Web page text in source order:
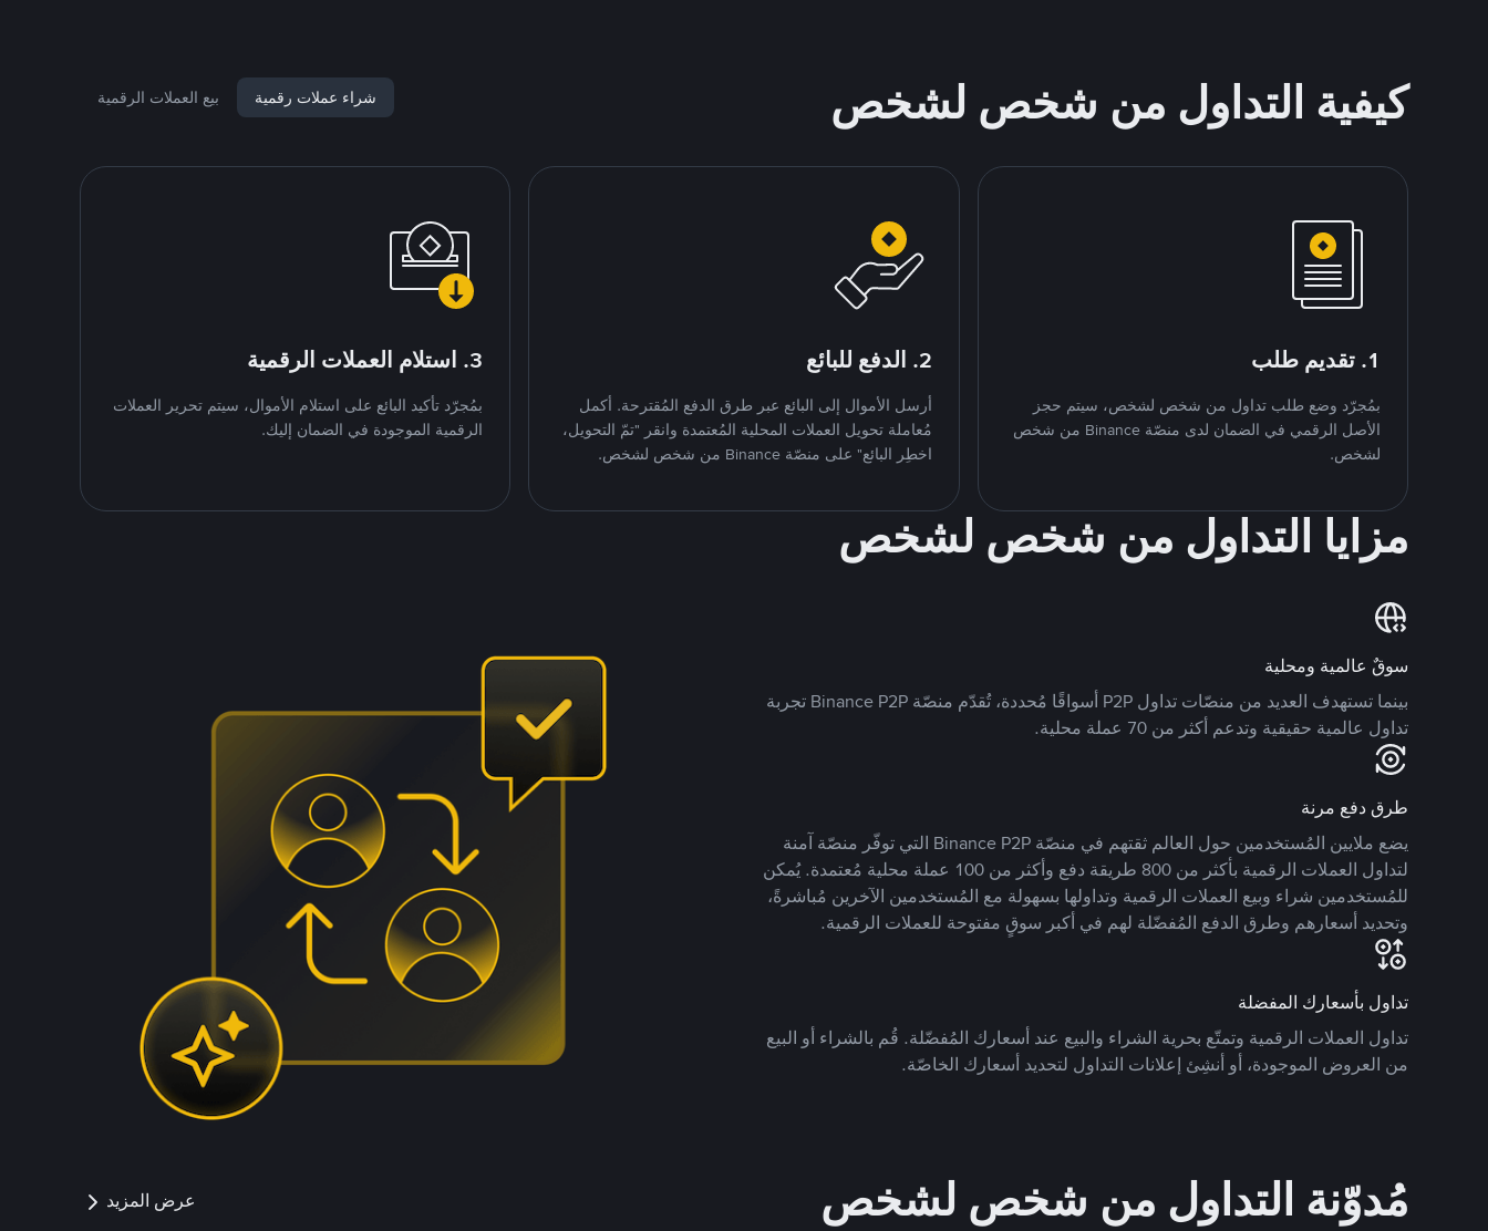
كيفية التداول من شخص لشخص شراء عملات رقمية بيع العملات الرقمية
1. تقديم طلب
بمُجرّد وضع طلب تداول من شخص لشخص، سيتم حجز
الأصل الرقمي في الضمان لدى منصّة Binance من شخص
لشخص.
2. الدفع للبائع
أرسل الأموال إلى البائع عبر طرق الدفع المُقترحة. أكمل
مُعاملة تحويل العملات المحلية المُعتمدة وانقر "تمّ التحويل،
اخطِر البائع" على منصّة Binance من شخص لشخص.
3. استلام العملات الرقمية
بمُجرّد تأكيد البائع على استلام الأموال، سيتم تحرير العملات
الرقمية الموجودة في الضمان إليك.
مزايا التداول من شخص لشخص
سوقٌ عالمية ومحلية
بينما تستهدف العديد من منصّات تداول P2P أسواقًا مُحددة، تُقدّم منصّة Binance P2P تجربة
تداول عالمية حقيقية وتدعم أكثر من 70 عملة محلية.
طرق دفع مرنة
يضع ملايين المُستخدمين حول العالم ثقتهم في منصّة Binance P2P التي توفّر منصّة آمنة
لتداول العملات الرقمية بأكثر من 800 طريقة دفع وأكثر من 100 عملة محلية مُعتمدة. يُمكن
للمُستخدمين شراء وبيع العملات الرقمية وتداولها بسهولة مع المُستخدمين الآخرين مُباشرةً،
وتحديد أسعارهم وطرق الدفع المُفضّلة لهم في أكبر سوقٍ مفتوحة للعملات الرقمية.
تداول بأسعارك المفضلة
تداول العملات الرقمية وتمتّع بحرية الشراء والبيع عند أسعارك المُفضّلة. قُم بالشراء أو البيع
من العروض الموجودة، أو أنشِئ إعلانات التداول لتحديد أسعارك الخاصّة.
مُدوّنة التداول من شخص لشخص عرض المزيد